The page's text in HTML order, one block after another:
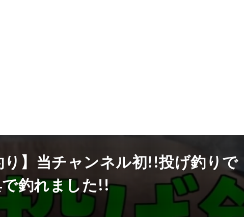
り】当チャンネル初!!投げ釣りで
釣れました!!